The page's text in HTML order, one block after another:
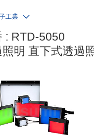
工業
: RTD-5050
照明 直下式透過